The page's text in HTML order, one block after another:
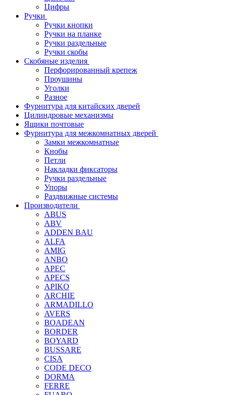
Цифры
Ручки
Ручки кнопки
Ручки на планке
Ручки раздельные
Ручки скобы
Скобяные изделия
Перфорированный крепеж
Проушины
Уголки
Разное
Фурнитура для китайских дверей
Цилиндровые механизмы
Ящики почтовые
Фурнитура для межкомнатных дверей
Замки межкомнатные
Кнобы
Петли
Накладки фиксаторы
Ручки раздельные
Упоры
Раздвижные системы
Производители
ABUS
ABV
ADDEN BAU
ALFA
AMIG
ANBO
APEC
APECS
APIKO
ARCHIE
ARMADILLO
AVERS
BOADEAN
BORDER
BOYARD
BUSSARE
CISA
CODE DECO
DORMA
FERRE